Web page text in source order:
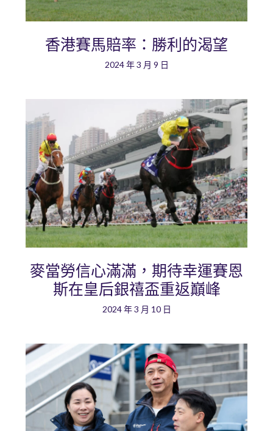
香港賽馬賠率：勝利的渴望
2024 年 3 月 9 日
麥當勞信心滿滿，期待幸運賽恩
斯在皇后銀禧盃重返巔峰
2024 年 3 月 10 日